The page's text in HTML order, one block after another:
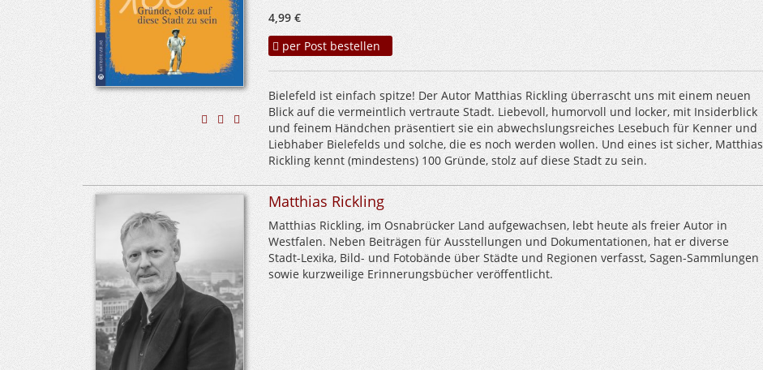
4,99 €
per Post bestellen
Bielefeld ist einfach spitze! Der Autor Matthias Rickling überrascht uns mit einem neuen
Blick auf die vermeintlich vertraute Stadt. Liebevoll, humorvoll und locker, mit Insiderblick
und feinem Händchen präsentiert sie ein abwechslungsreiches Lesebuch für Kenner und
Liebhaber Bielefelds und solche, die es noch werden wollen. Und eines ist sicher, Matthias
Rickling kennt (mindestens) 100 Gründe, stolz auf diese Stadt zu sein.
Matthias Rickling
Matthias Rickling, im Osnabrücker Land aufgewachsen, lebt heute als freier Autor in
Westfalen. Neben Beiträgen für Ausstellungen und Dokumentationen, hat er diverse
Stadt-Lexika, Bild- und Fotobände über Städte und Regionen verfasst, Sagen-Sammlungen
sowie kurzweilige Erinnerungsbücher veröffentlicht.